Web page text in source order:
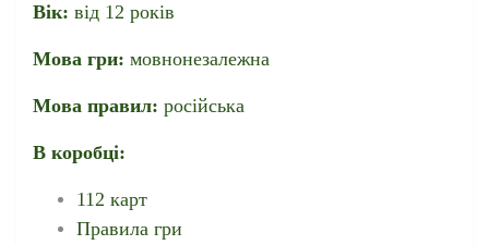
Вік: від 12 років
Мова гри: мовнонезалежна
Мова правил: російська
В коробці:
112 карт
Правила гри